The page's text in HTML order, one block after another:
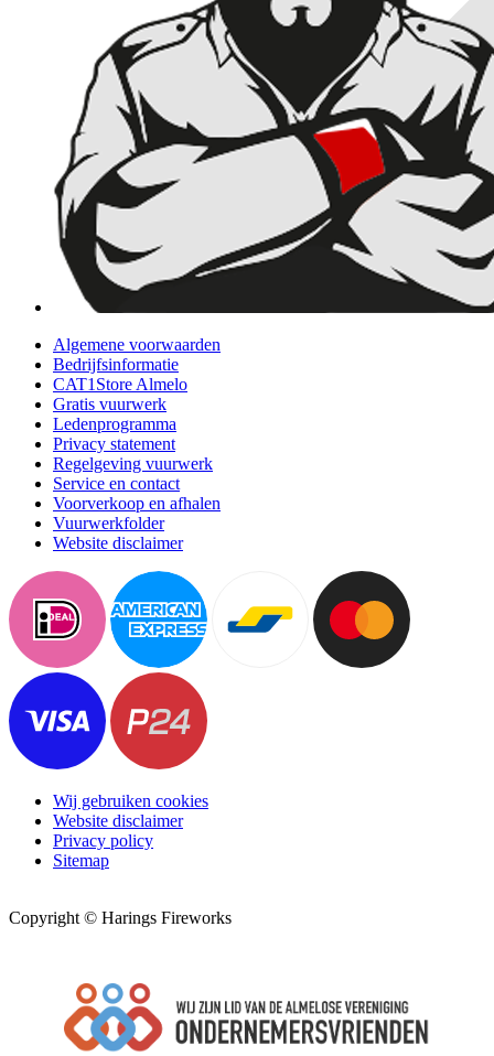
Algemene voorwaarden
Bedrijfsinformatie
CAT1Store Almelo
Gratis vuurwerk
Ledenprogramma
Privacy statement
Regelgeving vuurwerk
Service en contact
Voorverkoop en afhalen
Vuurwerkfolder
Website disclaimer
Wij gebruiken cookies
Website disclaimer
Privacy policy
Sitemap
Copyright © Harings Fireworks